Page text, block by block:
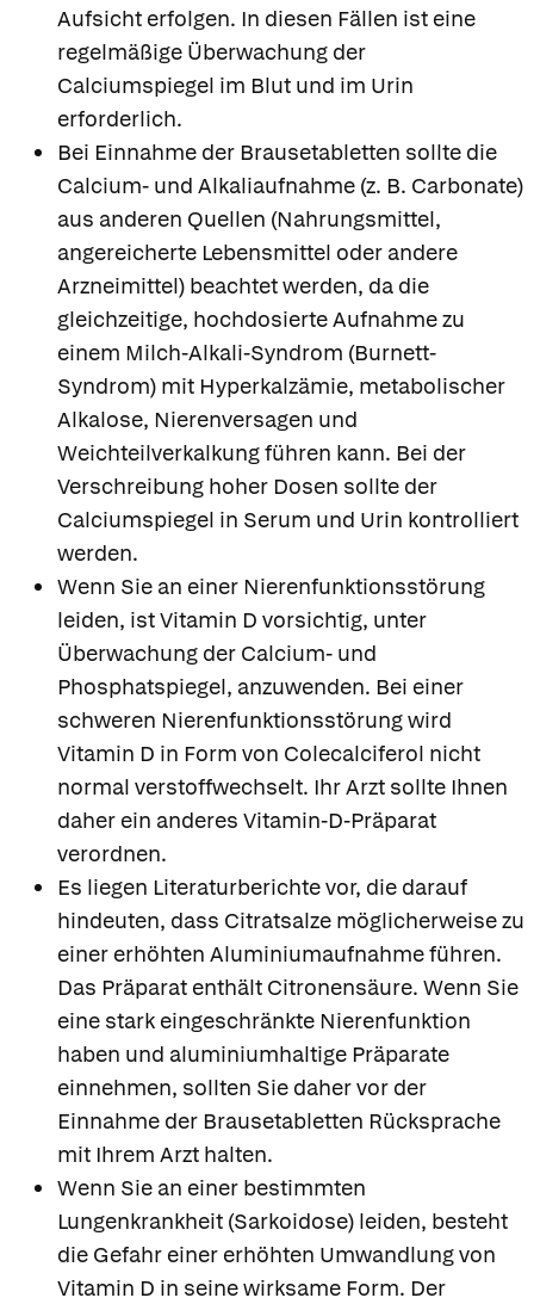
Aufsicht erfolgen. In diesen Fällen ist eine
regelmäßige Überwachung der
Calciumspiegel im Blut und im Urin
erforderlich.
Bei Einnahme der Brausetabletten sollte die
Calcium- und Alkaliaufnahme (z. B. Carbonate)
aus anderen Quellen (Nahrungsmittel,
angereicherte Lebensmittel oder andere
Arzneimittel) beachtet werden, da die
gleichzeitige, hochdosierte Aufnahme zu
einem Milch-Alkali-Syndrom (Burnett-
Syndrom) mit Hyperkalzämie, metabolischer
Alkalose, Nierenversagen und
Weichteilverkalkung führen kann. Bei der
Verschreibung hoher Dosen sollte der
Calciumspiegel in Serum und Urin kontrolliert
werden.
Wenn Sie an einer Nierenfunktionsstörung
leiden, ist Vitamin D vorsichtig, unter
Überwachung der Calcium- und
Phosphatspiegel, anzuwenden. Bei einer
schweren Nierenfunktionsstörung wird
Vitamin D in Form von Colecalciferol nicht
normal verstoffwechselt. Ihr Arzt sollte Ihnen
daher ein anderes Vitamin-D-Präparat
verordnen.
Es liegen Literaturberichte vor, die darauf
hindeuten, dass Citratsalze möglicherweise zu
einer erhöhten Aluminiumaufnahme führen.
Das Präparat enthält Citronensäure. Wenn Sie
eine stark eingeschränkte Nierenfunktion
haben und aluminiumhaltige Präparate
einnehmen, sollten Sie daher vor der
Einnahme der Brausetabletten Rücksprache
mit Ihrem Arzt halten.
Wenn Sie an einer bestimmten
Lungenkrankheit (Sarkoidose) leiden, besteht
die Gefahr einer erhöhten Umwandlung von
Vitamin D in seine wirksame Form. Der